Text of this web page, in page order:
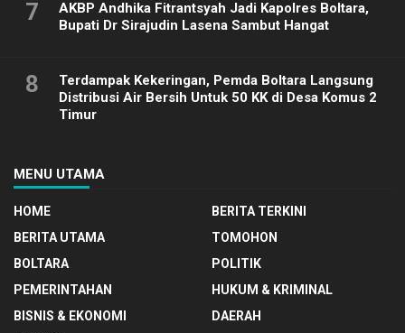
7
AKBP Andhika Fitrantsyah Jadi Kapolres Boltara,
Bupati Dr Sirajudin Lasena Sambut Hangat
8
Terdampak Kekeringan, Pemda Boltara Langsung
Distribusi Air Bersih Untuk 50 KK di Desa Komus 2
Timur
MENU UTAMA
HOME
BERITA TERKINI
BERITA UTAMA
TOMOHON
BOLTARA
POLITIK
PEMERINTAHAN
HUKUM & KRIMINAL
BISNIS & EKONOMI
DAERAH